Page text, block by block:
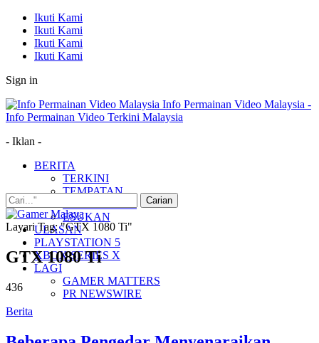
Ikuti Kami
Ikuti Kami
Ikuti Kami
Ikuti Kami
Sign in
Info Permainan Video Malaysia -
Info Permainan Video Terkini Malaysia
- Iklan -
BERITA
TERKINI
TEMPATAN
ESUKAN
ULASAN
PLAYSTATION 5
XBOX SERIES X
LAGI
GAMER MATTERS
PR NEWSWIRE
Layari Tag: "GTX 1080 Ti"
GTX 1080 Ti
436
Berita